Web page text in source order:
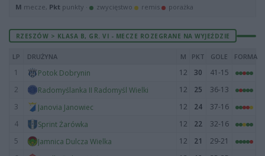
M mecze, Pkt punkty · zwycięstwo remis porażka
RZESZÓW > KLASA B, GR. VI - MECZE ROZEGRANE NA WYJEŹDZIE
LP DRUŻYNA M PKT GOLE FORMA
1 Potok Dobrynin 12 30
41-15
2
Radomyślanka II Radomyśl Wielki 12 25
36-13
3
Janovia Janowiec 12 24
37-16
4
Sprint Żarówka 12 22
32-16
5
Jamnica Dulcza Wielka 12 21
29-21